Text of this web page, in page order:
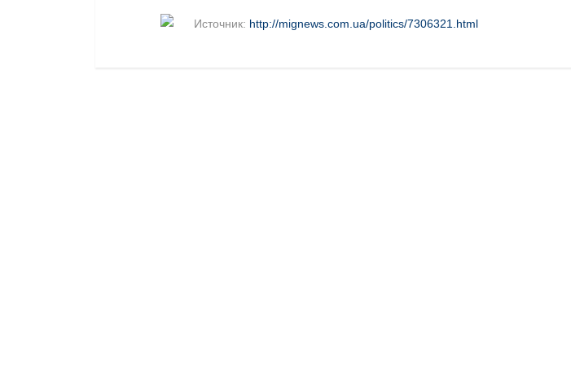
Источник: http://mignews.com.ua/politics/7306321.html